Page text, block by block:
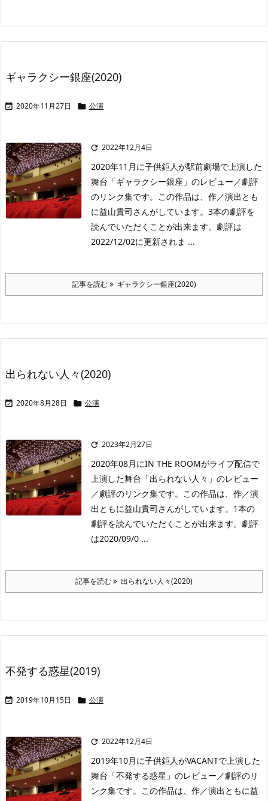
ギャラクシー銀座(2020)
 2020年11月27日  公演
 2022年12月4日
2020年11月に子供鉅人が駅前劇場で上演した
舞台「ギャラクシー銀座」のレビュー／劇評
のリンク集です。この作品は、作／演出とも
に益山貴司さんがしています。3本の劇評を
読んでいただくことが出来ます。劇評は
2022/12/02に更新されま ...
記事を読む ギャラクシー銀座(2020)
出られない人々(2020)
 2020年8月28日  公演
 2023年2月27日
2020年08月にIN THE ROOMがライブ配信で
上演した舞台「出られない人々」のレビュー
／劇評のリンク集です。この作品は、作／演
出ともに益山貴司さんがしています。1本の
劇評を読んでいただくことが出来ます。劇評
は2020/09/0 ...
記事を読む 出られない人々(2020)
不発する惑星(2019)
 2019年10月15日  公演
 2022年12月4日
2019年10月に子供鉅人がVACANTで上演した
舞台「不発する惑星」のレビュー／劇評のリ
ンク集です。この作品は、作／演出ともに益